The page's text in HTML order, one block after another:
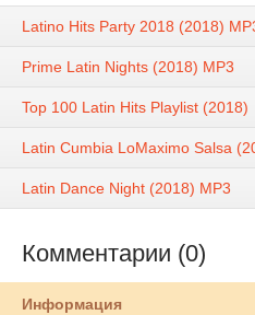
Latino Hits Party 2018 (2018)
Prime Latin Nights (2018) MP3
Top 100 Latin Hits Playlist (2018)
Latin Cumbia LoMaximo Salsa
Latin Dance Night (2018) MP3
Комментарии (0)
Информация